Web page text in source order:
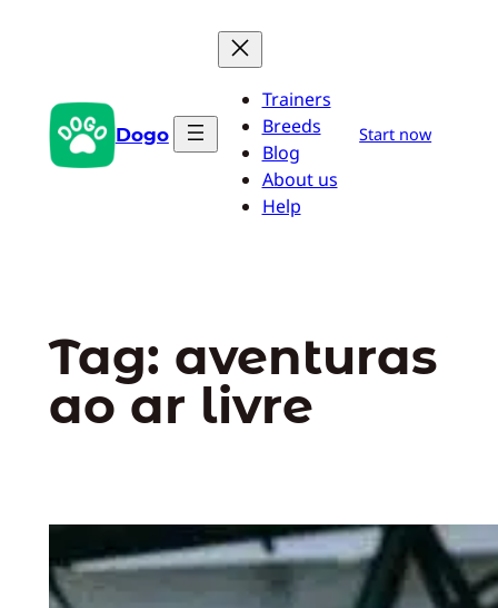
conteúdo Dogo
Trainers
Breeds
Blog
About us
Help
Start now
Tag: aventuras
ao ar livre